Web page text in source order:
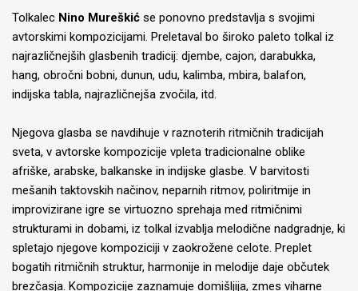
Tolkalec Nino Mureškić se ponovno predstavlja s svojimi
avtorskimi kompozicijami. Preletaval bo široko paleto tolkal iz
najrazličnejših glasbenih tradicij: djembe, cajon, darabukka,
hang, obročni bobni, dunun, udu, kalimba, mbira, balafon,
indijska tabla, najrazličnejša zvočila, itd.
Njegova glasba se navdihuje v raznoterih ritmičnih tradicijah
sveta, v avtorske kompozicije vpleta tradicionalne oblike
afriške, arabske, balkanske in indijske glasbe. V barvitosti
mešanih taktovskih načinov, neparnih ritmov, poliritmije in
improvizirane igre se virtuozno sprehaja med ritmičnimi
strukturami in dobami, iz tolkal izvablja melodične nadgradnje, ki
spletajo njegove kompoziciji v zaokrožene celote. Preplet
bogatih ritmičnih struktur, harmonije in melodije daje občutek
brezčasja. Kompozicije zaznamuje domišljija, zmes viharne